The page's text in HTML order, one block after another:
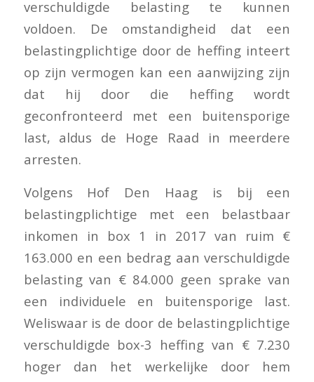
verschuldigde belasting te kunnen
voldoen. De omstandigheid dat een
belastingplichtige door de heffing inteert
op zijn vermogen kan een aanwijzing zijn
dat hij door die heffing wordt
geconfronteerd met een buitensporige
last, aldus de Hoge Raad in meerdere
arresten.
Volgens Hof Den Haag is bij een
belastingplichtige met een belastbaar
inkomen in box 1 in 2017 van ruim €
163.000 en een bedrag aan verschuldigde
belasting van € 84.000 geen sprake van
een individuele en buitensporige last.
Weliswaar is de door de belastingplichtige
verschuldigde box-3 heffing van € 7.230
hoger dan het werkelijke door hem